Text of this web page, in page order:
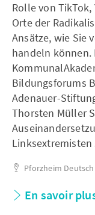
Rolle von
Orte der
Ansätze, wie Sie
handeln können.
Bildungsforums
Adenauer-
Thorsten Müller
Pforzheim
En savoir